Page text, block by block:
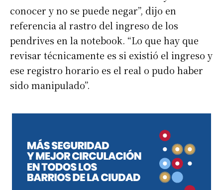
conocer y no se puede negar”, dijo en
referencia al rastro del ingreso de los
pendrives en la notebook. “Lo que hay que
revisar técnicamente es si existió el ingreso y
ese registro horario es el real o pudo haber
sido manipulado”.